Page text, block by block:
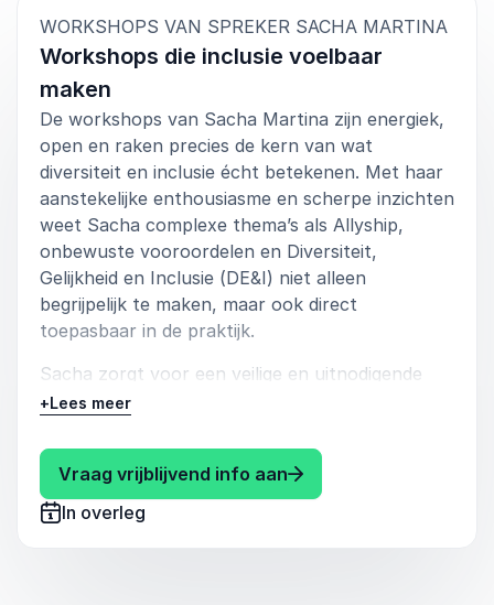
WORKSHOPS VAN SPREKER SACHA MARTINA
Workshops die inclusie voelbaar
maken
De workshops van Sacha Martina zijn energiek,
open en raken precies de kern van wat
diversiteit en inclusie écht betekenen. Met haar
aanstekelijke enthousiasme en scherpe inzichten
weet Sacha complexe thema’s als Allyship,
onbewuste vooroordelen en Diversiteit,
Gelijkheid en Inclusie (DE&I) niet alleen
begrijpelijk te maken, maar ook direct
toepasbaar in de praktijk.
Sacha zorgt voor een veilige en uitnodigende
omgeving waarin iedereen durft te spreken en te
stellen, ervaringen te delen en samen te
ontdekken hoe je stap voor stap kunt bouwen
aan een inclusieve cultuur, op de werkvloer en
+Lees meer
Vraag vrijblijvend info aan: Sacha Martina
In overleg